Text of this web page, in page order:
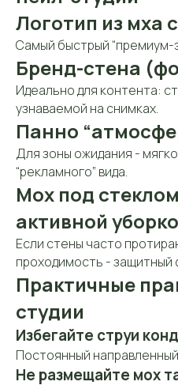
Логотип из мха
Самый быстрый
Бренд-стена
Идеально для контента:
узнаваемой на снимках.
Панно
Для зоны ожидания -
“рекламного” вида.
Мох под
активной
Если стены часто
проходимость -
Практичные
студии
Избегайте струи
Постоянный
Не размещайте мох